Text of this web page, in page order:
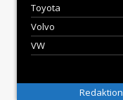
Toyota
Volvo
VW
Redaktion